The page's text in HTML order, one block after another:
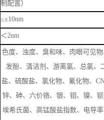
制配置）
≤±10nm
＜2nm
色度、浊度、臭和味、肉眼可见物
发酚、清洁剂、游离氯、总氯、
盐、硫酸盐、氯化物、氟化物、
锌、砷、六价铬、银、钼、镍、
埃希氏菌、高锰酸盐指数、电导